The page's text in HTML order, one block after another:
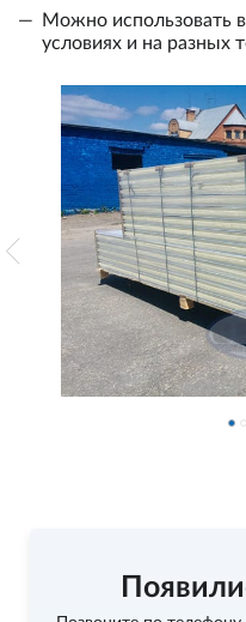
Можно использовать
условиях и на разных